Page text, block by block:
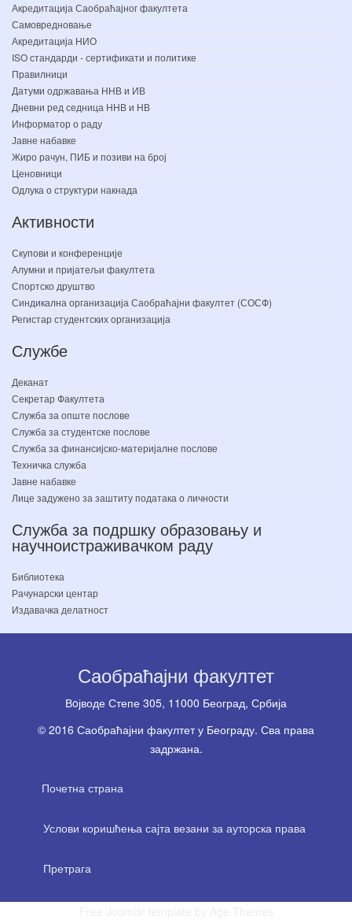
Акредитација Саобраћајног факултета
Самовредновање
Акредитација НИО
ISO стандарди - сертификати и политике
Правилници
Датуми одржавања ННВ и ИВ
Дневни ред седница ННВ и НВ
Информатор о раду
Јавне набавке
Жиро рачун, ПИБ и позиви на број
Ценовници
Одлука о структури накнада
Активности
Скупови и конференције
Алумни и пријатељи факултета
Спортско друштво
Синдикална организација Саобраћајни факултет (СОСФ)
Регистар студентских организација
Службе
Деканат
Секретар Факултета
Служба за опште послове
Служба за студентске послове
Служба за финансијско-материјалне послове
Техничка служба
Јавне набавке
Лице задужено за заштиту података о личности
Служба за подршку образовању и
научноистраживачком раду
Библиотека
Рачунарски центар
Издавачка делатност
Саобраћајни факултет
Вoјводе Степе 305, 11000 Београд, Србија
© 2016 Саобраћајни факултет у Београду. Сва права
задржана.
Почетна страна
Услови коришћења сајта везани за ауторска права
Претрага